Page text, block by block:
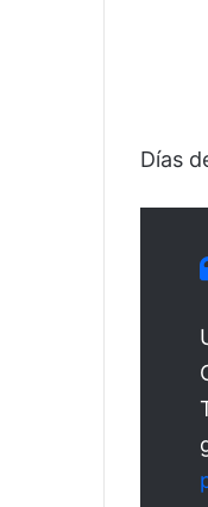
Días